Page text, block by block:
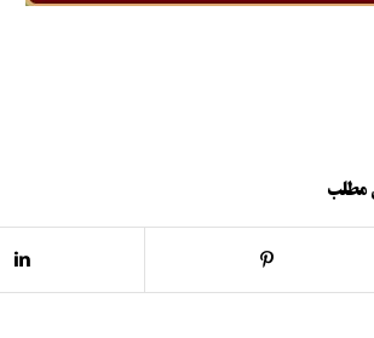
مطلب